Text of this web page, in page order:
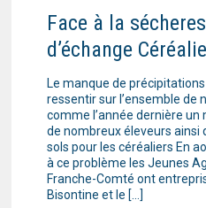
Face à la
d’échange
Le manque de
ressentir sur l’ensemble de
comme l’année dernière
de nombreux éleveurs ainsi
sols pour les céréaliers En
à ce problème les Jeunes
Franche-Comté ont
Bisontine et le […]